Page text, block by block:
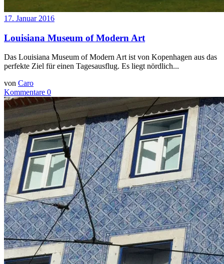
17. Januar 2016
Louisiana Museum of Modern Art
Das Louisiana Museum of Modern Art ist von Kopenhagen aus das
perfekte Ziel für einen Tagesausflug. Es liegt nördlich...
von Caro
Kommentare 0